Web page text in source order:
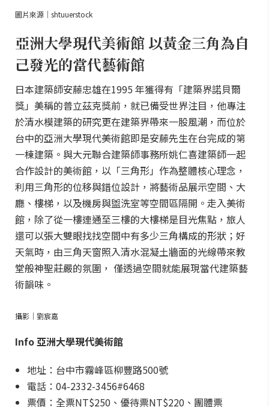
圖片來源｜shtuuerstock
亞洲大學現代美術館 以黃金三角為自
己發光的當代藝術館
日本建築師安藤忠雄在1995 年獲得有「建築界諾貝爾
獎」美稱的普立茲克獎前，就已備受世界注目，他專注
於清水模建築的研究更在建築界帶來一股風潮，而位於
台中的亞洲大學現代美術館即是安藤先生在台完成的第
一棟建築。與大元聯合建築師事務所姚仁喜建築師一起
合作設計的美術館，以「三角形」作為整體核心理念，
利用三角形的位移與錯位設計，將藝術品展示空間、大
廳、樓梯，以及機房與盥洗室等空間區隔開。走入美術
館，除了從一樓連通至三樓的大樓梯是目光焦點，旅人
還可以張大雙眼找找空間中有多少三角構成的形狀；好
天氣時，由三角天窗照入清水混凝土牆面的光線帶來教
堂般神聖莊嚴的氛圍， 僅透過空間就能展現當代建築藝
術韻味。
攝影｜劉宸嘉
Info 亞洲大學現代美術館
地址：台中市霧峰區柳豐路500號
電話：04-2332-3456#6468
票價：全票NT$250、優待票NT$220、團體票